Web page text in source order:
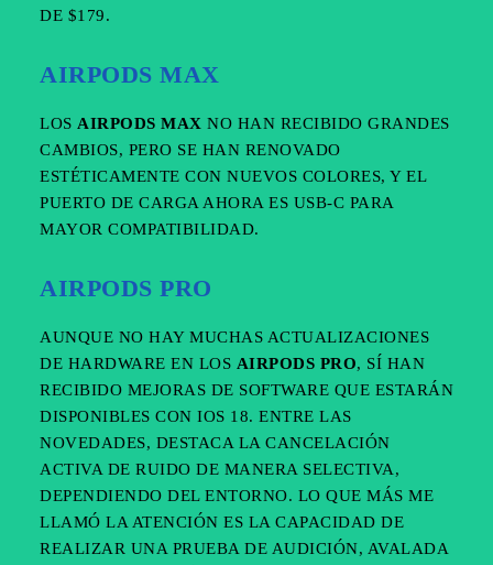
DE $179.
AIRPODS MAX
LOS AIRPODS MAX NO HAN RECIBIDO GRANDES
CAMBIOS, PERO SE HAN RENOVADO
ESTÉTICAMENTE CON NUEVOS COLORES, Y EL
PUERTO DE CARGA AHORA ES USB-C PARA
MAYOR COMPATIBILIDAD.
AIRPODS PRO
AUNQUE NO HAY MUCHAS ACTUALIZACIONES
DE HARDWARE EN LOS AIRPODS PRO, SÍ HAN
RECIBIDO MEJORAS DE SOFTWARE QUE ESTARÁN
DISPONIBLES CON IOS 18. ENTRE LAS
NOVEDADES, DESTACA LA CANCELACIÓN
ACTIVA DE RUIDO DE MANERA SELECTIVA,
DEPENDIENDO DEL ENTORNO. LO QUE MÁS ME
LLAMÓ LA ATENCIÓN ES LA CAPACIDAD DE
REALIZAR UNA PRUEBA DE AUDICIÓN, AVALADA